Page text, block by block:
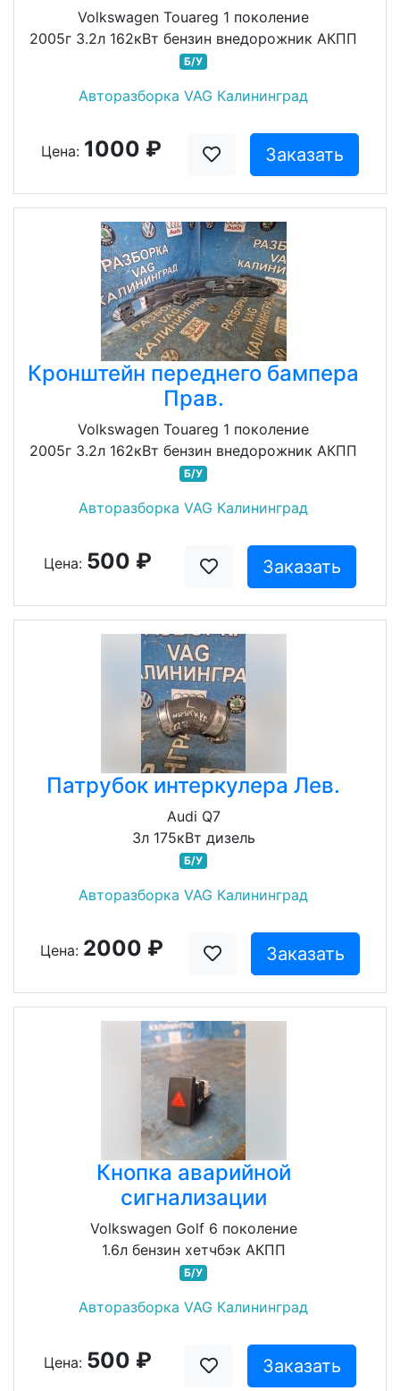
Volkswagen Touareg 1 поколение
2005г 3.2л 162кВт бензин внедорожник АКПП
Б/У
Авторазборка VAG Калининград
Цена: 1000 ₽ Заказать
Кронштейн переднего бампера
Прав.
Volkswagen Touareg 1 поколение
2005г 3.2л 162кВт бензин внедорожник АКПП
Б/У
Авторазборка VAG Калининград
Цена: 500 ₽ Заказать
Патрубок интеркулера Лев.
Audi Q7
3л 175кВт дизель
Б/У
Авторазборка VAG Калининград
Цена: 2000 ₽ Заказать
Кнопка аварийной
сигнализации
Volkswagen Golf 6 поколение
1.6л бензин хетчбэк АКПП
Б/У
Авторазборка VAG Калининград
Цена: 500 ₽ Заказать